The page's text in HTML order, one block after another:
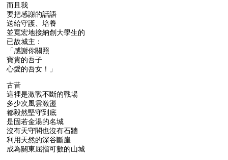
而且我
要把感謝的話語
送給守護、培養
並寬宏地接納創大學生的
已故城主：
「感謝你關照
寶貴的吾子
心愛的吾女！」
古昔
這裡是激戰不斷的戰場
多少次風雲激盪
都毅然堅守到底
是固若金湯的名城
沒有天守閣也沒有石牆
利用天然的深谷斷崖
成為關東屈指可數的山城